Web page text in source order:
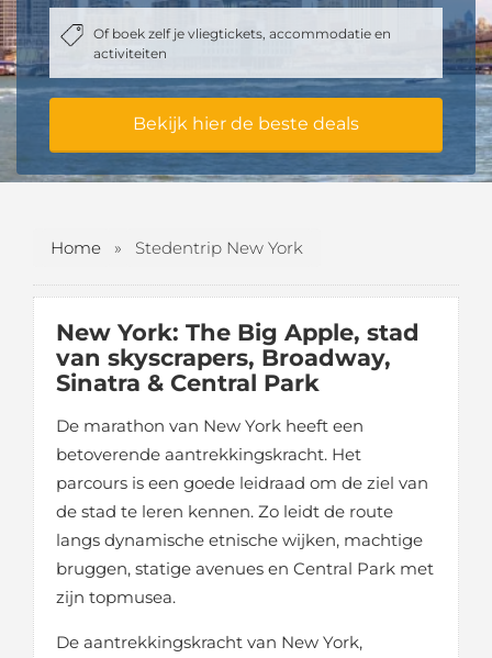
Of boek zelf je vliegtickets, accommodatie en
activiteiten
Bekijk hier de beste deals
Home » Stedentrip New York
New York: The Big Apple, stad
van skyscrapers, Broadway,
Sinatra & Central Park
De marathon van New York heeft een
betoverende aantrekkingskracht. Het
parcours is een goede leidraad om de ziel van
de stad te leren kennen. Zo leidt de route
langs dynamische etnische wijken, machtige
bruggen, statige avenues en Central Park met
zijn topmusea.
De aantrekkingskracht van New York,